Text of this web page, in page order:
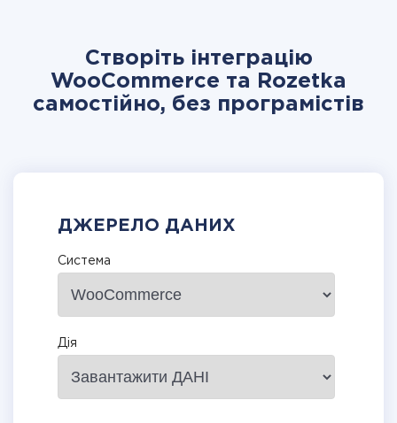
Створіть інтеграцію
WooCommerce та Rozetka
самостійно, без програмістів
ДЖЕРЕЛО ДАНИХ
Система
Дія